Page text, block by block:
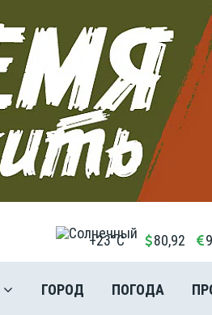
+23°C 80,92
ГОРОД ПОГОДА